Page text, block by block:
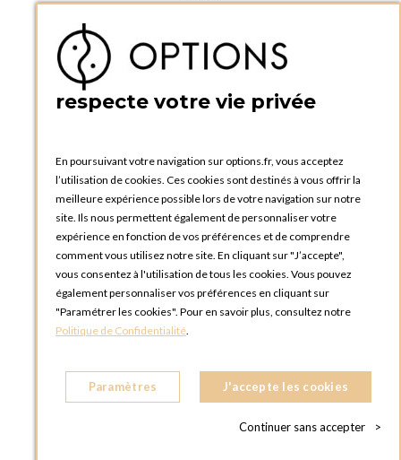
BOUTIQUE OPTIONS - PARIS 5E
5 quai de la tournelle
FRANCE
OPTIONS ROUEN
Rue du Clos Tellier
76800 Saint-Etienne-du-Rouvray
FRANCE
Téléphone :+33 2 35 08 38 53
OPTIONS TOULOUSE
6 rue Gaye Marie, ZAC de Saint-Martin du Touch
31300 Toulouse
FRANCE
OPTIONS MC
respecte votre vie privée
En poursuivant votre navigation sur options.fr, vous acceptez
l’utilisation de cookies. Ces cookies sont destinés à vous offrir la
meilleure expérience possible lors de votre navigation sur notre
site. Ils nous permettent également de personnaliser votre
expérience en fonction de vos préférences et de comprendre
comment vous utilisez notre site. En cliquant sur "J’accepte",
vous consentez à l'utilisation de tous les cookies. Vous pouvez
également personnaliser vos préférences en cliquant sur
"Paramétrer les cookies". Pour en savoir plus, consultez notre
Politique de Confidentialité.
Paramètres J'accepte les cookies
Continuer sans accepter >